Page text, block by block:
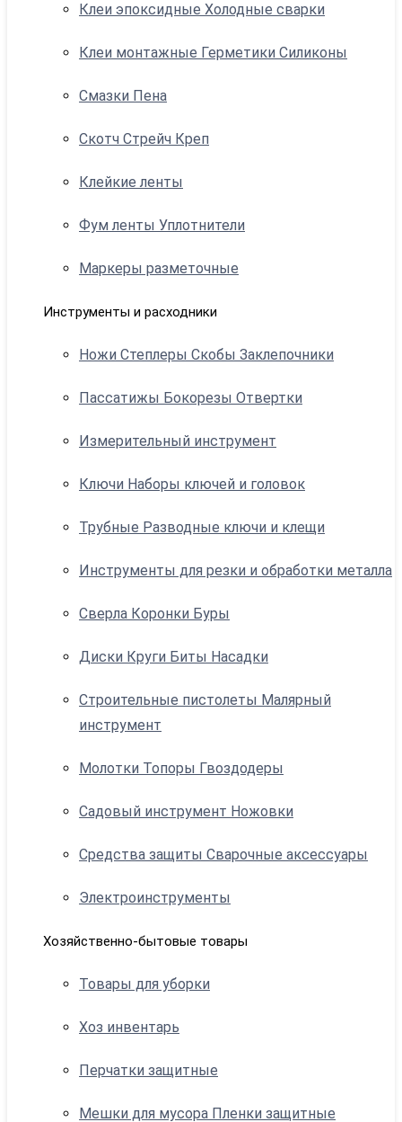
Клеи эпоксидные Холодные сварки
Клеи монтажные Герметики Силиконы
Смазки Пена
Скотч Стрейч Креп
Клейкие ленты
Фум ленты Уплотнители
Маркеры разметочные
Инструменты и расходники
Ножи Степлеры Скобы Заклепочники
Пассатижы Бокорезы Отвертки
Измерительный инструмент
Ключи Наборы ключей и головок
Трубные Разводные ключи и клещи
Инструменты для резки и обработки металла
Сверла Коронки Буры
Диски Круги Биты Насадки
Строительные пистолеты Малярный
инструмент
Молотки Топоры Гвоздодеры
Садовый инструмент Ножовки
Средства защиты Сварочные аксессуары
Электроинструменты
Хозяйственно-бытовые товары
Товары для уборки
Хоз инвентарь
Перчатки защитные
Мешки для мусора Пленки защитные